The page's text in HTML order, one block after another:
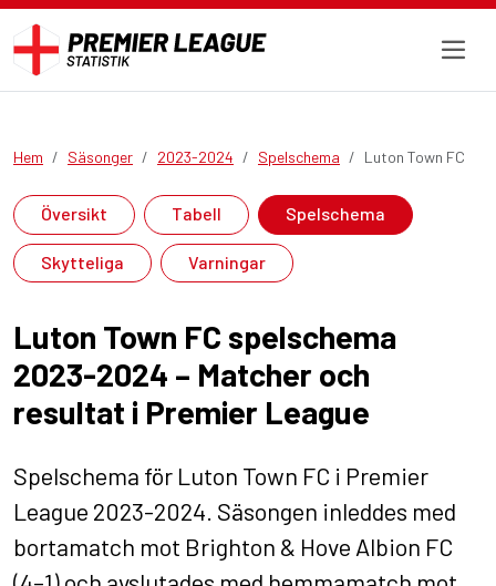
Hem Säsonger 2023-2024 Spelschema Luton Town FC
Översikt Tabell Spelschema
Skytteliga Varningar
Luton Town FC spelschema
2023-2024 – Matcher och
resultat i Premier League
Spelschema för Luton Town FC i Premier
League 2023-2024. Säsongen inleddes med
bortamatch mot Brighton & Hove Albion FC